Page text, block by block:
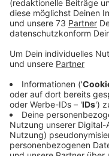
in den Osterferien -
Reken, Streetwork,
Halfpipe am
Alle Informationen
Anzeige